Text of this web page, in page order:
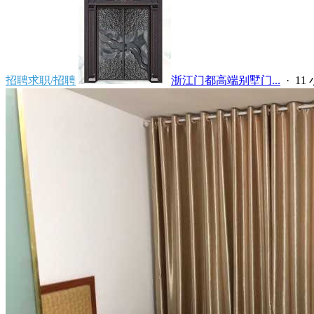
招聘求职/招聘 浙江门都高端别墅门... · 11